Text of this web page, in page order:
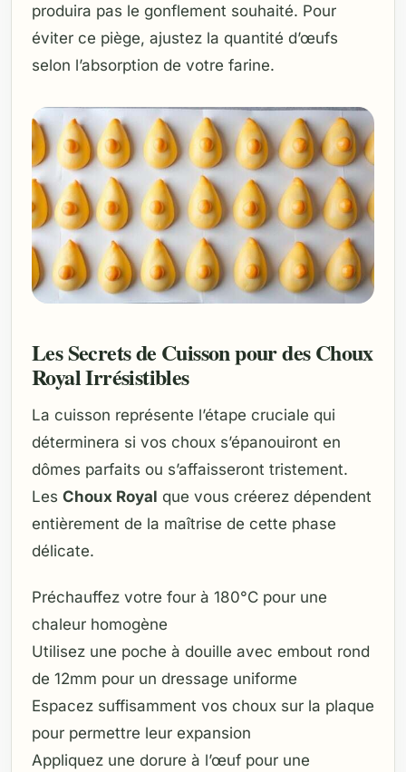
produira pas le gonflement souhaité. Pour
éviter ce piège, ajustez la quantité d’œufs
selon l’absorption de votre farine.
Les Secrets de Cuisson pour des Choux
Royal Irrésistibles
La cuisson représente l’étape cruciale qui
déterminera si vos choux s’épanouiront en
dômes parfaits ou s’affaisseront tristement.
Les Choux Royal que vous créerez dépendent
entièrement de la maîtrise de cette phase
délicate.
Préchauffez votre four à 180°C pour une
chaleur homogène
Utilisez une poche à douille avec embout rond
de 12mm pour un dressage uniforme
Espacez suffisamment vos choux sur la plaque
pour permettre leur expansion
Appliquez une dorure à l’œuf pour une